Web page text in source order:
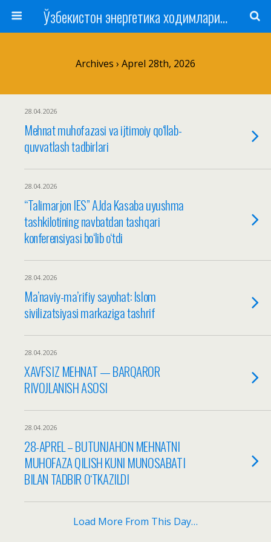
Ўзбекистон энергетика ходимлари касаба уюшмаси
Archives › Aprel 28th, 2026
28.04.2026
Mehnat muhofazasi va ijtimoiy qo‘llab-
quvvatlash tadbirlari
28.04.2026
“Talimarjon IES” AJda Kasaba uyushma
tashkilotining navbatdan tashqari
konferensiyasi bo‘lib o‘tdi
28.04.2026
Ma’naviy-ma’rifiy sayohat: Islom
sivilizatsiyasi markaziga tashrif
28.04.2026
XAVFSIZ MEHNAT — BARQAROR
RIVOJLANISH ASOSI
28.04.2026
28-APREL – BUTUNJAHON MEHNATNI
MUHOFAZA QILISH KUNI MUNOSABATI
BILAN TADBIR O‘TKAZILDI
Load More From This Day…